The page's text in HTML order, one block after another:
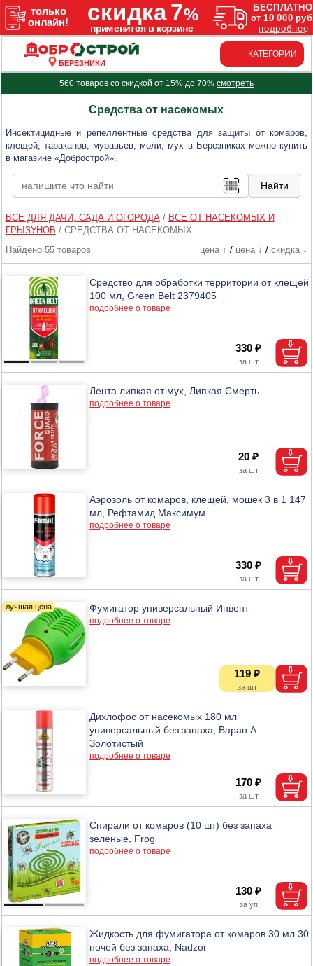
БЕРЕЗНИКИ
КАТЕГОРИИ
560 товаров со скидкой от 15% до 70% смотреть
Средства от насекомых
Инсектицидные и репеллентные средства для защиты от комаров,
клещей, тараканов, муравьев, моли, мух в Березниках можно купить
в магазине «Добрострой».
ВСЕ ДЛЯ ДАЧИ, САДА И ОГОРОДА/ ВСЕ ОТ НАСЕКОМЫХ И
ГРЫЗУНОВ / СРЕДСТВА ОТ НАСЕКОМЫХ
Найдено 55 товаров
цена ↑ / цена ↓ / скидка ↓
Средство для обработки территории от клещей
100 мл, Green Belt 2379405
подробнее о товаре
330 ₽
Лента липкая от мух, Липкая Смерть
подробнее о товаре
20 ₽
Аэрозоль от комаров, клещей, мошек 3 в 1 147
мл, Рефтамид Максимум
подробнее о товаре
330 ₽
Фумигатор универсальный Инвент
подробнее о товаре
119 ₽
Дихлофос от насекомых 180 мл
универсальный без запаха, Варан А
Золотистый
подробнее о товаре
170 ₽
Спирали от комаров (10 шт) без запаха
зеленые, Frog
подробнее о товаре
130 ₽
Жидкость для фумигатора от комаров 30 мл 30
ночей без запаха, Nadzor
подробнее о товаре